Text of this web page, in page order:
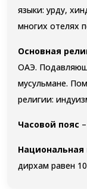
языки: урду,
многих отелях
Основная
ОАЭ.
мусульмане.
религии:
Часовой пояс
дирхам равен